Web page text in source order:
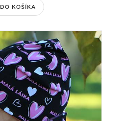
DO KOŠÍKA